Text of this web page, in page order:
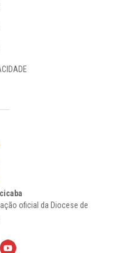
oficial da Diocese de